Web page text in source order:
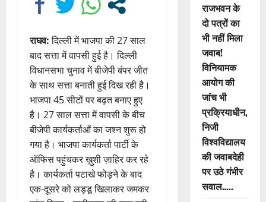
राघव:दिल्ली में भाजपा की 27 साल
बाद सत्ता में वापसी हुई है। दिल्ली
विधानसभा चुनाव में बीजेपी बंपर जीत
के साथ सत्ता बनाती हुई दिख रही है।
भाजपा 45 सीटों पर बढ़त बनाए हुए
है। 27 साल सत्ता में वापसी के बीच
बीजेपी कार्यकर्ताओं का जश्न शुरू हो
गया है। भाजपा कार्यकर्ता पार्टी के
ऑफिस पहुंचकर ख़ुशी ज़ाहिर कर रहे
है। कार्यकर्ता पटाखे फोड़ने के बाद
एक-दूसरे को लड्डू खिलाकर जमकर
राजभवन के
दो पत्रों का
भी नहीं मिला
जवाब!
विनियामक
आयोग की
जांच भी
प्रक्रियाधीन,
निजी
विश्वविद्यालय
की जवाबदेही
पर उठे गंभीर
सवाल…..